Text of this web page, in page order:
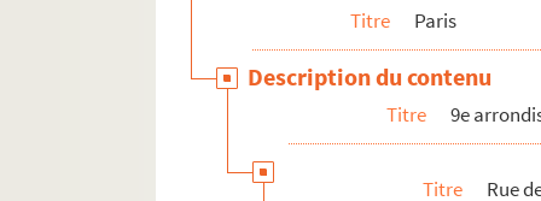
Rue Pierre Haret
Rue Pierre Semard
Boulevard Poissonnière
Rue de Provence
Titre Paris
Description du contenu
Titre 9e
Titre Rue